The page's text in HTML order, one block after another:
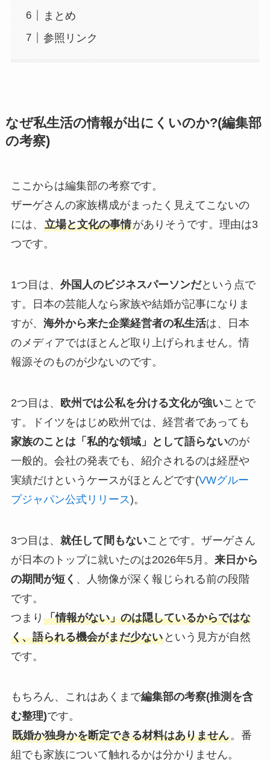
まとめ
参照リンク
なぜ私生活の情報が出にくいのか?(編集部
の考察)
ここからは編集部の考察です。
ザーゲさんの家族構成がまったく見えてこないの
には、 立場と文化の事情がありそうです。理由は3
つです。
1つ目は、 外国人のビジネスパーソンだという点で
す。日本の芸能人なら家族や結婚が記事になりま
すが、 海外から来た企業経営者の私生活は、日本
のメディアではほとんど取り上げられません。情
報源そのものが少ないのです。
2つ目は、 欧州では公私を分ける文化が強いことで
す。ドイツをはじめ欧州では、経営者であっても
家族のことは「私的な領域」として語らないのが
一般的。会社の発表でも、紹介されるのは経歴や
実績だけというケースがほとんどです(VWグルー
プジャパン公式リリース)。
3つ目は、 就任して間もないことです。ザーゲさん
が日本のトップに就いたのは2026年5月。 来日から
の期間が短く 、人物像が深く報じられる前の段階
です。
つまり 「情報がない」のは隠しているからではな
く、語られる機会がまだ少ないという見方が自然
です。
もちろん、これはあくまで編集部の考察(推測を含
む整理)です。
既婚か独身かを断定できる材料はありません。番
組でも家族について触れるかは分かりません。